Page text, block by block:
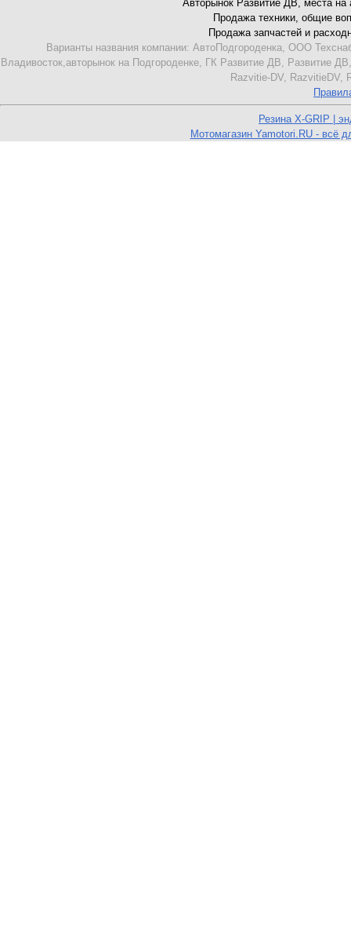
Авторынок Развитие ДВ, места на
Продажа техники, общие
Продажа запчастей и
Варианты названия компании: АвтоПодгороденка, ООО
Владивосток,авторынок на Подгороденке, ГК Развитие ДВ,
Razvitie-DV, RazvitieDV,
Резина X-GRIP |
Мотомагазин Yamotori.RU - всё